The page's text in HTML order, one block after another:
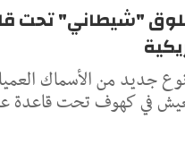
"شيطاني" تحت
جديد من الأسماك
في كهوف تحت قاعدة